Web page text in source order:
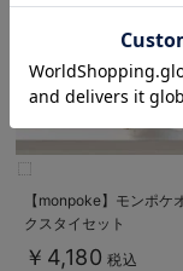
【monpoke】モンポケ
クスタイセット
￥4,180 税込